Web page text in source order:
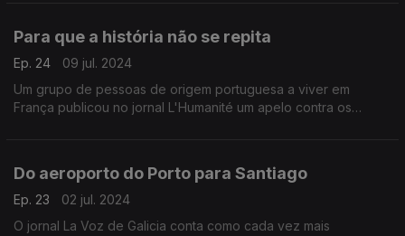
Para que a história não se repita
Ep. 24
09 jul. 2024
Um grupo de pessoas de origem portuguesa a viver em
França publicou no jornal L'Humanité um apelo contra os
Do aeroporto do Porto para Santiago
Ep. 23
02 jul. 2024
O jornal La Voz de Galicia conta como cada vez mais